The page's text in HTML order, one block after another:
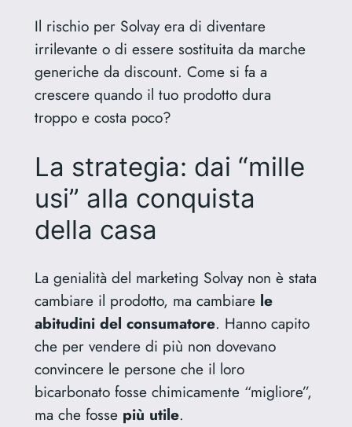
Il rischio per Solvay era di diventare
irrilevante o di essere sostituita da marche
generiche da discount. Come si fa a
crescere quando il tuo prodotto dura
troppo e costa poco?
La strategia: dai “mille
usi” alla conquista
della casa
La genialità del marketing Solvay non è stata
cambiare il prodotto, ma cambiare le
abitudini del consumatore. Hanno capito
che per vendere di più non dovevano
convincere le persone che il loro
bicarbonato fosse chimicamente “migliore”,
ma che fosse più utile.